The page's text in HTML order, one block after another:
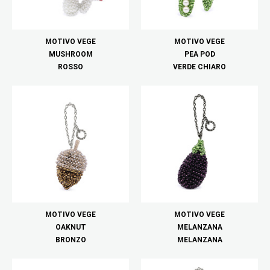
MOTIVO VEGE
MUSHROOM
ROSSO
MOTIVO VEGE
PEA POD
VERDE CHIARO
MOTIVO VEGE
OAKNUT
BRONZO
MOTIVO VEGE
MELANZANA
MELANZANA